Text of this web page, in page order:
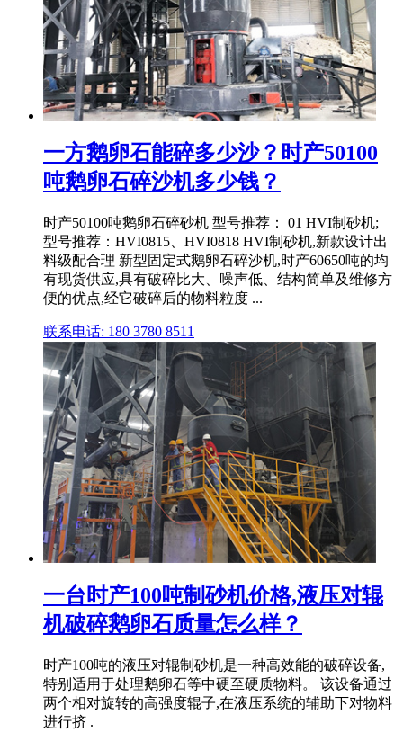
一方鹅卵石能碎多少沙？时产50100
吨鹅卵石碎沙机多少钱？
时产50100吨鹅卵石碎砂机 型号推荐： 01 HVI制砂机;
型号推荐：HVI0815、HVI0818 HVI制砂机,新款设计出
料级配合理 新型固定式鹅卵石碎沙机,时产60650吨的均
有现货供应,具有破碎比大、噪声低、结构简单及维修方
便的优点,经它破碎后的物料粒度 ...
联系电话: 180 3780 8511
一台时产100吨制砂机价格,液压对辊
机破碎鹅卵石质量怎么样？
时产100吨的液压对辊制砂机是一种高效能的破碎设备,
特别适用于处理鹅卵石等中硬至硬质物料。 该设备通过
两个相对旋转的高强度辊子,在液压系统的辅助下对物料
进行挤 .